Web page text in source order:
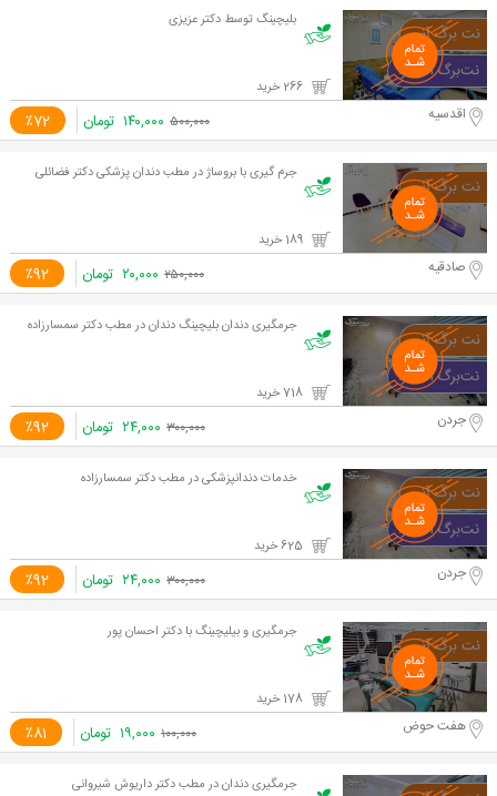
بلیچینگ توسط دکتر عزیزی
٪72 اقدسیه ۵۰۰,۰۰۰ ۱۴۰,۰۰۰ تومان
جرم گیری با بروساژ در مطب دندان پزشکی دکتر فضائلی
٪92 صادقیه ۲۵۰,۰۰۰ ۲۰,۰۰۰ تومان
جرمگیری دندان بلیچینگ دندان در مطب دکتر سمسارزاده
٪92 جردن ۳۰۰,۰۰۰ ۲۴,۰۰۰ تومان
خدمات دندانپزشکی در مطب دکتر سمسارزاده
٪92 جردن ۳۰۰,۰۰۰ ۲۴,۰۰۰ تومان
جرمگیری و بیلیچینگ با دکتر احسان پور
٪81 هفت حوض ۱۰۰,۰۰۰ ۱۹,۰۰۰ تومان
جرمگیری دندان در مطب دکتر داریوش شیروانی